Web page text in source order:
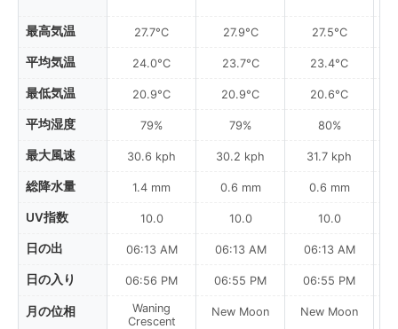
最高気温
平均気温
最低気温
平均湿度
最大風速
総降水量
UV指数
日の出
日の入り
月の位相
27.7°C
24.0°C
20.9°C
79%
30.6 kph
1.4 mm
10.0
06:13 AM
06:56 PM
Waning
Crescent
27.9°C
23.7°C
20.9°C
79%
30.2 kph
0.6 mm
10.0
06:13 AM
06:55 PM
New Moon
27.5°C
23.4°C
20.6°C
80%
31.7 kph
0.6 mm
10.0
06:13 AM
06:55 PM
New Moon